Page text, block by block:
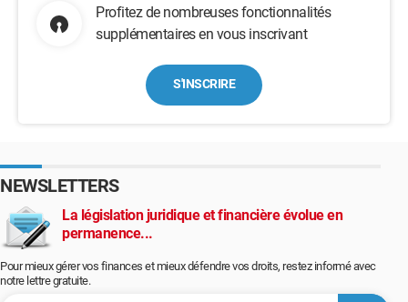
Profitez de nombreuses fonctionnalités
supplémentaires en vous inscrivant
S'INSCRIRE
NEWSLETTERS
La législation juridique et financière évolue en
permanence...
Pour mieux gérer vos finances et mieux défendre vos droits, restez informé avec
notre lettre gratuite.